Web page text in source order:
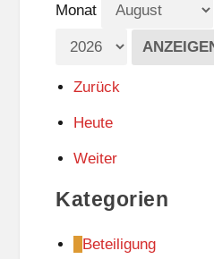
Monat
Zurück
Heute
Weiter
Kategorien
Beteiligung